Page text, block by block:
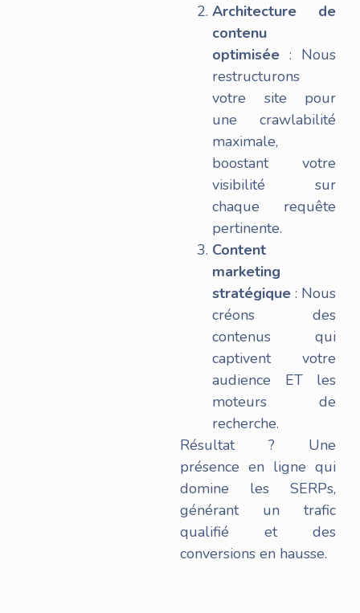
Architecture de
contenu
optimisée : Nous
restructurons
votre site pour
une crawlabilité
maximale,
boostant votre
visibilité sur
chaque requête
pertinente.
Content
marketing
stratégique : Nous
créons des
contenus qui
captivent votre
audience ET les
moteurs de
recherche.
Résultat ? Une
présence en ligne qui
domine les SERPs,
générant un trafic
qualifié et des
conversions en hausse.